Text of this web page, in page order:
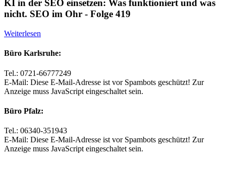
KI in der SEO einsetzen: Was funktioniert und was
nicht. SEO im Ohr - Folge 419
Weiterlesen
Büro Karlsruhe:
Tel.: 0721-66777249
E-Mail: Diese E-Mail-Adresse ist vor Spambots geschützt! Zur
Anzeige muss JavaScript eingeschaltet sein.
Büro Pfalz:
Tel.: 06340-351943
E-Mail: Diese E-Mail-Adresse ist vor Spambots geschützt! Zur
Anzeige muss JavaScript eingeschaltet sein.